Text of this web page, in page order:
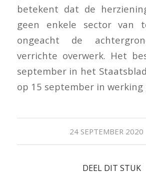
betekent dat de
geen enkele sector van
ongeacht de
verrichte overwerk. Het
september in het
op 15 september in werking
24 SEPTEMBER 2020
/
DEEL DIT STUK